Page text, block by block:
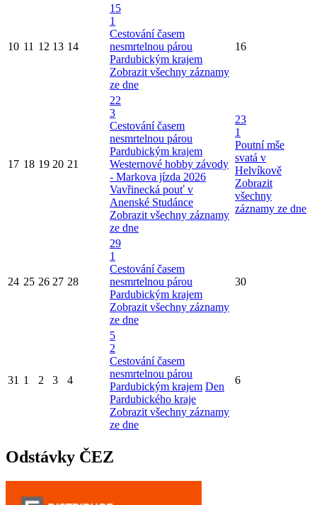
10 11 12 13 14
15
1
Cestování časem
nesmrtelnou párou
Pardubickým krajem
Zobrazit všechny záznamy
ze dne
16
17 18 19 20 21
22
3
Cestování časem
nesmrtelnou párou
Pardubickým krajem
Westernové hobby závody
- Markova jízda 2026
Vavřinecká pouť v
Anenské Studánce
Zobrazit všechny záznamy
ze dne
23
1
Poutní mše
svatá v
Helvíkově
Zobrazit
všechny
záznamy ze dne
24 25 26 27 28
29
1
Cestování časem
nesmrtelnou párou
Pardubickým krajem
Zobrazit všechny záznamy
ze dne
30
31 1 2 3 4
5
2
Cestování časem
nesmrtelnou párou
Pardubickým krajem Den
Pardubického kraje
Zobrazit všechny záznamy
ze dne
6
Odstávky ČEZ